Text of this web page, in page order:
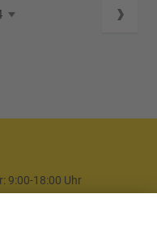
9:00-18:00 Uhr